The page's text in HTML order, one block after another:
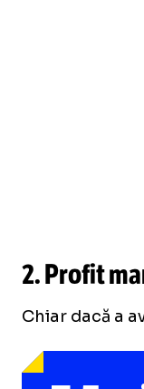
2. Profit
Chiar dacă a